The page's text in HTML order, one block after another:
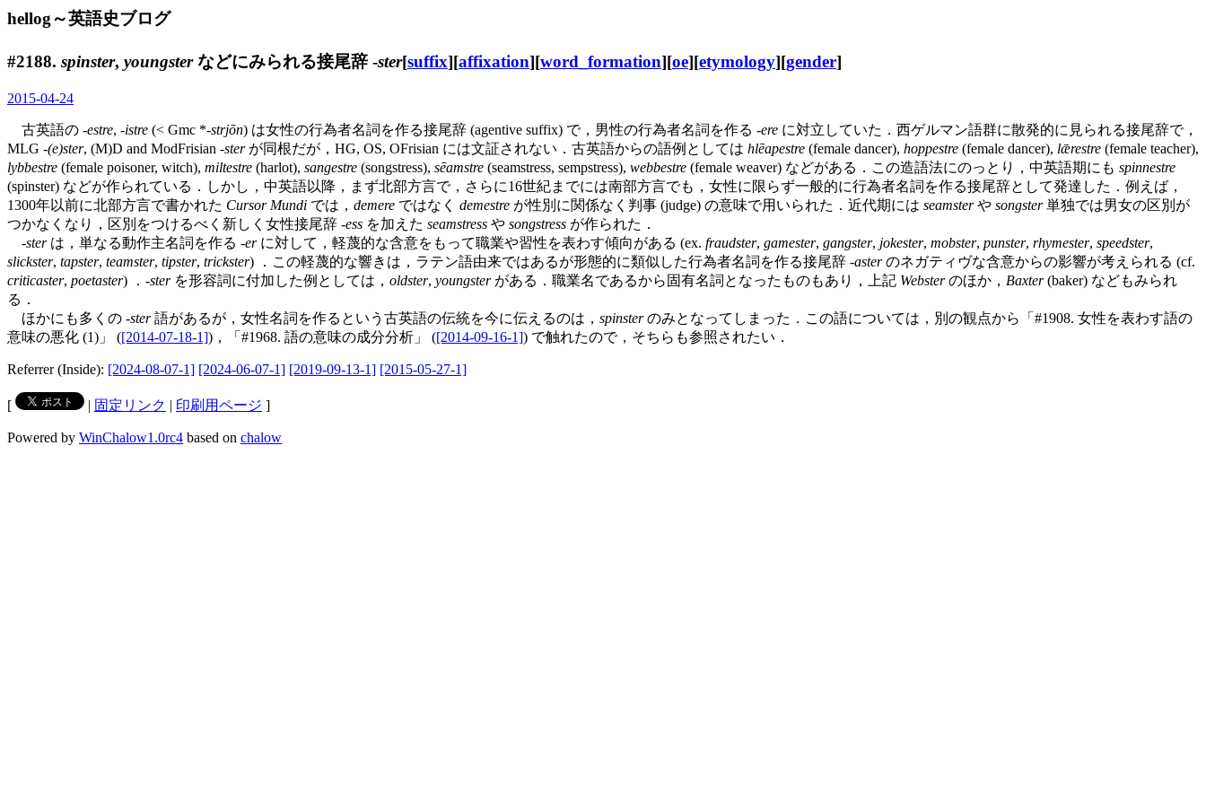
hellog～英語史ブログ
#2188. spinster, youngsterなどにみられる接尾辞 -ster[suffix][affixation][word_formation][oe][etymology][gender]
2015-04-24
古英語の -estre, -istre (< Gmc *-strjōn) は女性の行為者名詞を作る接尾辞 (agentive suffix) で，男性の行為者名詞を作る -ere に対立していた．西ゲルマン語群に散発的に見られる接尾辞で，
MLG -(e)ster, (M)D and ModFrisian -sterが同根だが，HG, OS, OFrisian には文証されない．古英語からの語例としては hlēapestre (female dancer), hoppestre (female dancer), lǣrestre (female teacher),
lybbestre (female poisoner, witch), miltestre (harlot), sangestre (songstress), sēamstre (seamstress, sempstress), webbestre (female weaver) などがある．この造語法にのっとり，中英語期にも spinnestre
(spinster) などが作られている．しかし，中英語以降，まず北部方言で，さらに16世紀までには南部方言でも，女性に限らず一般的に行為者名詞を作る接尾辞として発達した．例えば，
1300年以前に北部方言で書かれた Cursor Mundi では， demere ではなく demestre が性別に関係なく判事 (judge) の意味で用いられた．近代期には seamsterや songster単独では男女の区別が
つかなくなり，区別をつけるべく新しく女性接尾辞 -ess を加えた seamstress や songstress が作られた．
-sterは，単なる動作主名詞を作る -erに対して，軽蔑的な含意をもって職業や習性を表わす傾向がある (ex. fraudster, gamester, gangster, jokester, mobster, punster, rhymester, speedster,
slickster, tapster, teamster, tipster, trickster) ．この軽蔑的な響きは，ラテン語由来ではあるが形態的に類似した行為者名詞を作る接尾辞 -asterのネガティヴな含意からの影響が考えられる (cf.
criticaster, poetaster) ．-sterを形容詞に付加した例としては， oldster, youngsterがある．職業名であるから固有名詞となったものもあり，上記 Websterのほか， Baxter(baker) などもみられ
る．
ほかにも多くの -ster語があるが，女性名詞を作るという古英語の伝統を今に伝えるのは， spinsterのみとなってしまった．この語については，別の観点から「#1908. 女性を表わす語の
意味の悪化 (1)」 ([2014-07-18-1])，「#1968. 語の意味の成分分析」 ([2014-09-16-1]) で触れたので，そちらも参照されたい．
Referrer (Inside): [2024-08-07-1] [2024-06-07-1] [2019-09-13-1] [2015-05-27-1]
[ | 固定リンク | 印刷用ページ ]
Powered by WinChalow1.0rc4 based on chalow